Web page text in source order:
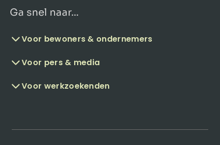
Ga snel naar...
Voor bewoners & ondernemers
Voor pers & media
Voor werkzoekenden